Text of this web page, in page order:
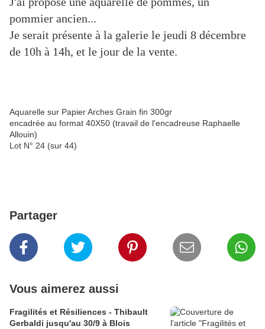
pommier ancien...
Je serait présente à la galerie le jeudi 8 décembre
de 10h à 14h, et le jour de la vente.
Aquarelle sur Papier Arches Grain fin 300gr
encadrée au format 40X50 (travail de l'encadreuse Raphaelle
Allouin)
Lot N° 24 (sur 44)
Partager
Vous aimerez aussi
Fragilités et Résiliences - Thibault
Gerbaldi jusqu'au 30/9 à Blois